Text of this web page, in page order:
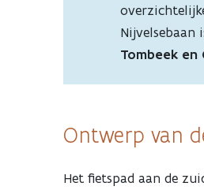
Nijvelsebaan
Tombeek en
Ontwerp van
Het fietspad aan de